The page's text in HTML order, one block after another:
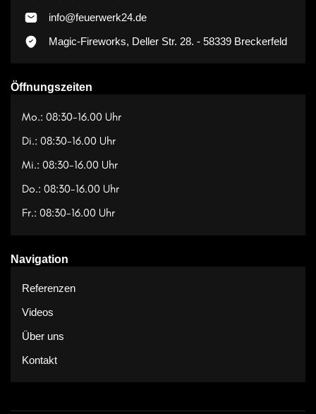
info@feuerwerk24.de
Magic-Fireworks, Deller Str. 28. - 58339 Breckerfeld
Öffnungszeiten
Mo.: 08:30-16.00 Uhr
Di.: 08:30-16.00 Uhr
Mi.: 08:30-16.00 Uhr
Do.: 08:30-16.00 Uhr
Fr.: 08:30-16.00 Uhr
Navigation
Referenzen
Videos
Über uns
Kontakt